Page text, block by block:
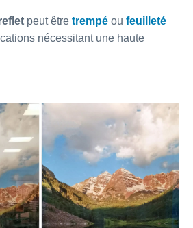
peut être trempé ou feuilleté
nécessitant une haute